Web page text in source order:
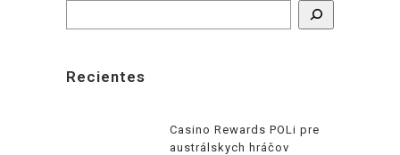
Recientes
Casino Rewards POLi pre
austrálskych hráčov